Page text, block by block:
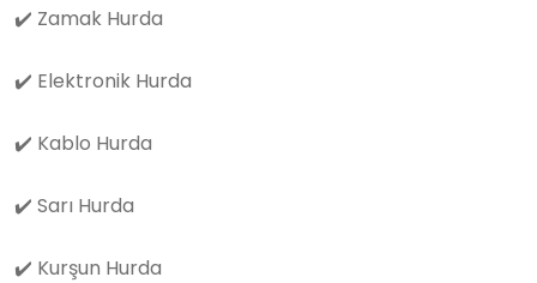
✔️ Zamak Hurda
✔️ Elektronik Hurda
✔️ Kablo Hurda
✔️ Sarı Hurda
✔️ Kurşun Hurda